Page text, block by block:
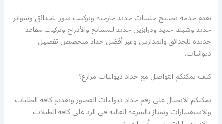
نقدم خدمة تصليح جلسات حديد خارجية وتركيب سور للحدائق وسواتر
حديد وشبك حديد ودرابزين حديد للمسابح والأدراج وتركيب مقاعد
حديدة للحدائق والمدارس وعبر أفضل حداد متخصص تفصيل
ديوانيات.
كيف يمكنكم التواصل مع حداد ديوانيات مزارع؟
يمكنكم الاتصال على رقم حداد ديوانيات القصور وتقديم كافة الطلبات
والاستفسارات ونمتاز بالسرعة العالية في الرد على كافة الطبلات